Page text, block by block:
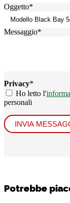
Oggetto*
Messaggio*
Privacy*
Ho letto l'
personali
INVIA
Potrebbe